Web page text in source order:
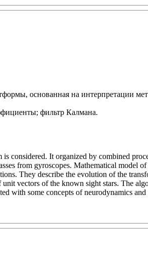
основанная на интерпретации
фильтр Калмана.
is considered. It organized by combined
from gyroscopes. Mathematical model of
They describe the evolution of the
vectors of the known sight stars. The
with some concepts of neurodynamics